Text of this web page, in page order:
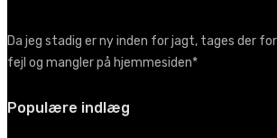
Da jeg stadig er ny inden for jagt, tages der
fejl og mangler på hjemmesiden*
Populære indlæg